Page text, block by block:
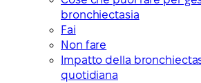
bronchiectasia
Fai
Non fare
Impatto della
quotidiana